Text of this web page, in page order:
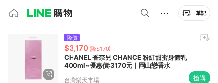
筆記
降價
$3,170 (降$170)
CHANEL 香奈兒 CHANCE 粉紅甜蜜身體乳
400ml~優惠價:3170元｜岡山戀香水
台灣樂天市場 搶購